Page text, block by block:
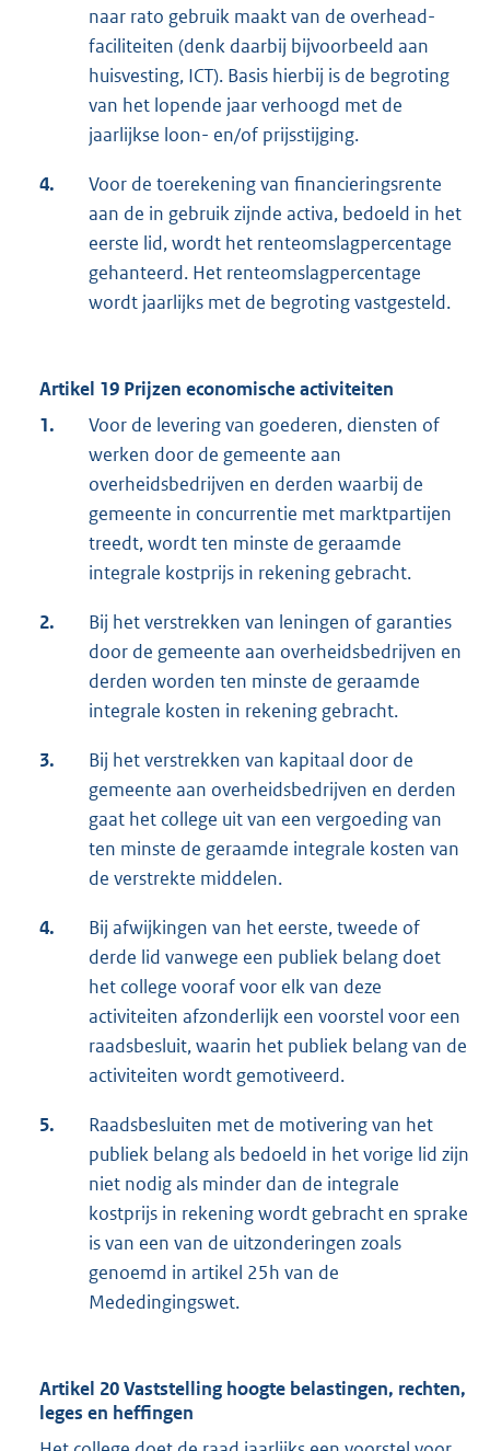
naar rato gebruik maakt van de overhead-
faciliteiten (denk daarbij bijvoorbeeld aan
huisvesting, ICT). Basis hierbij is de begroting
van het lopende jaar verhoogd met de
jaarlijkse loon- en/of prijsstijging.
4.
Voor de toerekening van financieringsrente
aan de in gebruik zijnde activa, bedoeld in het
eerste lid, wordt het renteomslagpercentage
gehanteerd. Het renteomslagpercentage
wordt jaarlijks met de begroting vastgesteld.
Artikel 19 Prijzen economische activiteiten
1.
Voor de levering van goederen, diensten of
werken door de gemeente aan
overheidsbedrijven en derden waarbij de
gemeente in concurrentie met marktpartijen
treedt, wordt ten minste de geraamde
integrale kostprijs in rekening gebracht.
2.
Bij het verstrekken van leningen of garanties
door de gemeente aan overheidsbedrijven en
derden worden ten minste de geraamde
integrale kosten in rekening gebracht.
3.
Bij het verstrekken van kapitaal door de
gemeente aan overheidsbedrijven en derden
gaat het college uit van een vergoeding van
ten minste de geraamde integrale kosten van
de verstrekte middelen.
4.
Bij afwijkingen van het eerste, tweede of
derde lid vanwege een publiek belang doet
het college vooraf voor elk van deze
activiteiten afzonderlijk een voorstel voor een
raadsbesluit, waarin het publiek belang van de
activiteiten wordt gemotiveerd.
5.
Raadsbesluiten met de motivering van het
publiek belang als bedoeld in het vorige lid zijn
niet nodig als minder dan de integrale
kostprijs in rekening wordt gebracht en sprake
is van een van de uitzonderingen zoals
genoemd in artikel 25h van de
Mededingingswet.
Artikel 20 Vaststelling hoogte belastingen, rechten,
leges en heffingen